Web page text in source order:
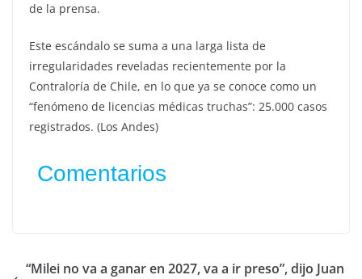
de la prensa.
Este escándalo se suma a una larga lista de
irregularidades reveladas recientemente por la
Contraloría de Chile, en lo que ya se conoce como un
“fenómeno de licencias médicas truchas”: 25.000 casos
registrados. (Los Andes)
Comentarios
“Milei no va a ganar en 2027, va a ir preso”, dijo Juan